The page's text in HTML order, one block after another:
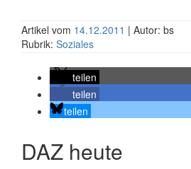
Artikel vom 14.12.2011 | Autor: bs
Rubrik: Soziales
teilen
teilen
teilen
DAZ heute